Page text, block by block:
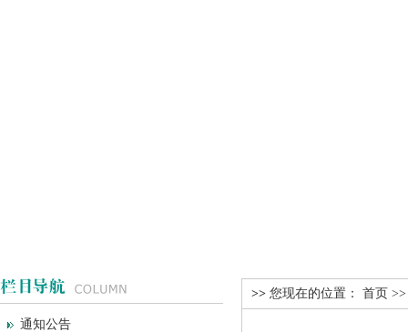
通知公告
>> 您现在的位置： 首页